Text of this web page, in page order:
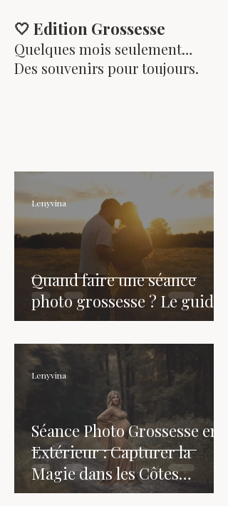
🤍 Edition Grossesse
Quelques mois seulement…
Des souvenirs pour toujours.
Quand faire une séance
photo grossesse ? Le guide
Lenyvina
Séance Photo Grossesse en
Extérieur : Capturer la
Magie dans les Côtes
d'Armor
Lenyvina